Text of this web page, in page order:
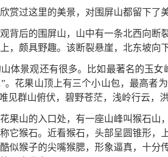
赏过这里的美景，对围屏山都留下了
背后的围屏山，山中有一条北西向
，颇具野趣。该断裂悬崖，北东坡向
体景观还有很多。比如最著名的玉
花果山顶上有三个小山包，最高者
见群山俯伏，碧野苍茫，浅岭行云，洪
果山的入口处，有一座山峰叫猴石
它猴石。近看猴石，头部呈圆锥形
似猴子的尖嘴猴腮，形象逼真，十